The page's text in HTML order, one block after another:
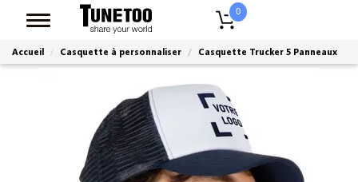
0
Accueil Casquette à personnaliser Casquette Trucker 5 Panneaux